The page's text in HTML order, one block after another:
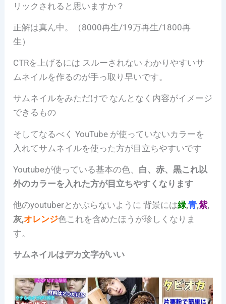
リックされると思いますか？
正解は真ん中。（8000再生/19万再生/1800再
生）
CTRを上げるには スルーされない わかりやすいサ
ムネイルを作るのが手っ取り早いです。
サムネイルをみただけで なんとなく内容がイメージ
できるもの
そしてなるべく YouTube が使っていないカラーを
入れてサムネイルを使った方が目立ちやすいです
Youtubeが使っている基本の色、 白、赤、黒これ以
外のカラーを入れた方が目立ちやすくなります
他のyoutuberとかぶらないように背景には緑,青,紫,
灰,オレンジ色これを含めたほうが珍しくなりま
す。
サムネイルはデカ文字がいい